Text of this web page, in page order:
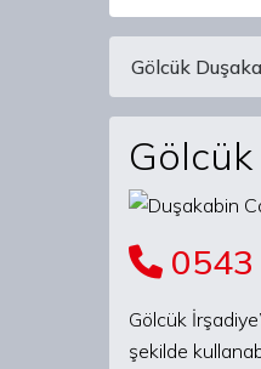
Main
Gölcük
Gölcük
şekilde